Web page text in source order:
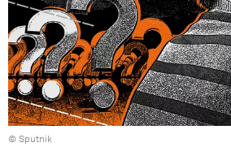
© Sputnik